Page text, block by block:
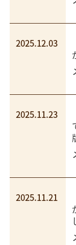
2025.12.03
2025.11.23
2025.11.21